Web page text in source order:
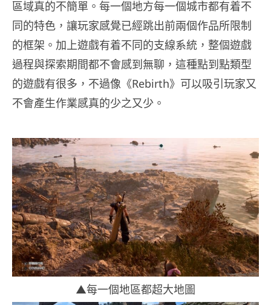
區域真的不簡單。每一個地方每一個城市都有着不
同的特色，讓玩家感覺已經跳出前兩個作品所限制
的框架。加上遊戲有着不同的支線系統，整個遊戲
過程與探索期間都不會感到無聊，這種點到點類型
的遊戲有很多，不過像《Rebirth》可以吸引玩家又
不會產生作業感真的少之又少。
▲每一個地區都超大地圖